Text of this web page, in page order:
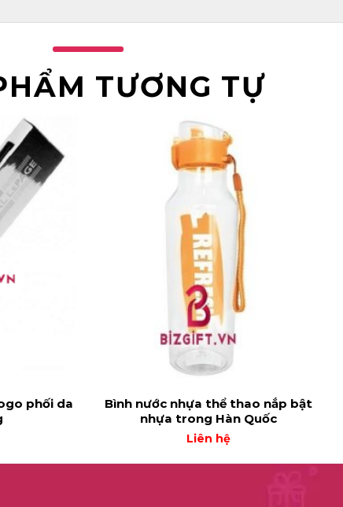
TƯƠNG TỰ
phối da
Bình nước nhựa thể thao nắp bật
nhựa trong Hàn Quốc
Liên hệ